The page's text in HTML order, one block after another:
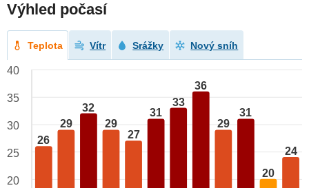
Výhled počasí
Teplota Vítr Srážky Nový sníh
26
29
32
29
27
31
33
36
29
31
20
24
40
35
30
25
20